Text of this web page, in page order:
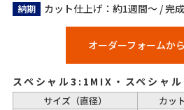
納期
カット仕上げ：約1週間～ / 完
オーダーフォームか
スペシャル3:1MIX・スペシャ
サイズ（直径） カッ